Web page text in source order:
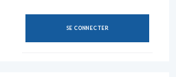
SE CONNECTER